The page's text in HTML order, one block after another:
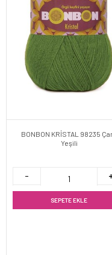
BONBON KRİSTAL 98235
Yeşili
SEPETE EKLE